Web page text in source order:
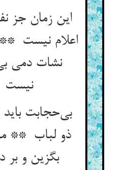
این زمان جز
اعلام نیست **
نشات دمی
نیست
بی‌حجابت
ذو لباب **
بگزین و بر